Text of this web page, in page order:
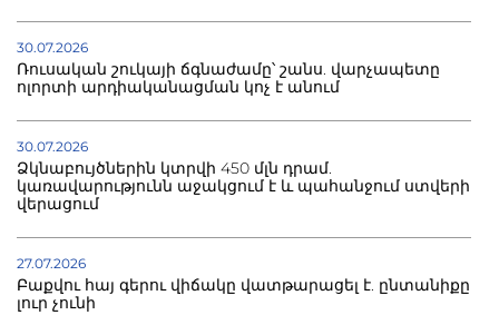
30.07.2026
Ռուսական շուկայի ճգնաժամը՝ շանս. վարչապետը
ոլորտի արդիականացման կոչ է անում
30.07.2026
Ձկնաբույծներին կտրվի 450 մլն դրամ.
կառավարությունն աջակցում է և պահանջում ստվերի
վերացում
27.07.2026
Բաքվու հայ գերու վիճակը վատթարացել է. ընտանիքը
լուր չունի